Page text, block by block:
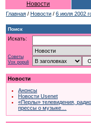
Новости
Главная / Новости / 6 июля 2002
Поиск
Искать:
Советы
Vox populi
Новости
Анонсы
Новости Usenet
«Перлы» телевидения,
прессы о музыке…